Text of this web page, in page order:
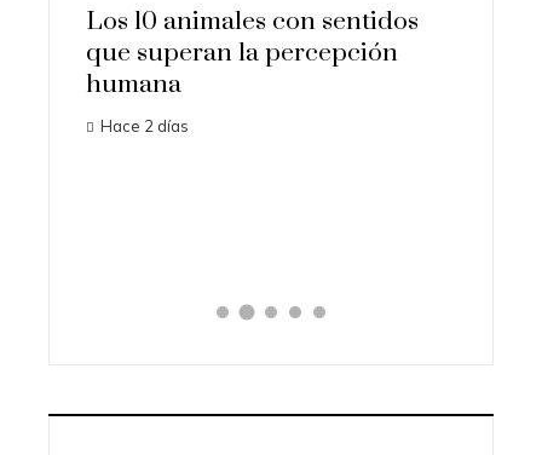
Los 10 animales con sentidos
que superan la percepción
humana
Hace 2 días